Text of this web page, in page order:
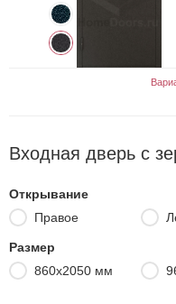
Входная дверь с
Открывание
Правое
Размер
860х2050 мм